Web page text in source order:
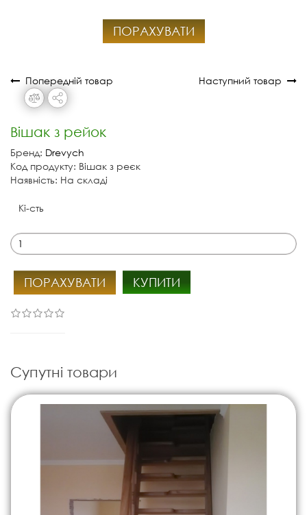
ПОРАХУВАТИ
Попередній товар Наступний товар
Вішак з рейок
Бренд: Drevych
Код продукту: Вішак з реєк
Наявність: На складі
Кі-сть
ПОРАХУВАТИ КУПИТИ
Супутні товари